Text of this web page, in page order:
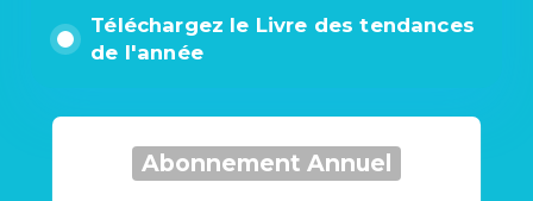
Téléchargez le Livre des tendances
de l'année
Abonnement Annuel